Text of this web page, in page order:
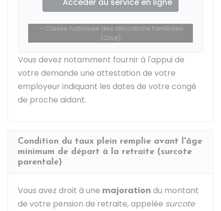
Caisse nationale des allocations familiales
(Cnaf)
Vous devez notamment fournir à l'appui de
votre demande une attestation de votre
employeur indiquant les dates de votre congé
de proche aidant.
Condition du taux plein remplie avant l'âge
minimum de départ à la retraite (surcote
parentale)
Vous avez droit à une majoration du montant
de votre pension de retraite, appelée surcote